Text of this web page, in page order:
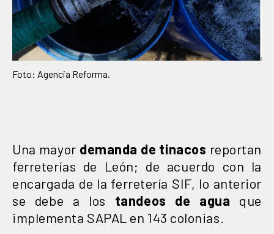
Foto: Agencia Reforma.
Una mayor demanda de tinacos reportan
ferreterías de León; de acuerdo con la
encargada de la ferretería SIF, lo anterior
se debe a los tandeos de agua que
implementa SAPAL en 143 colonias.